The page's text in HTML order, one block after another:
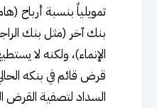
تمويلياً بنسبة أرباح
بنك آخر (مثل بنك
الإنماء)، ولكنه لا
قرض قائم في بنكه
السداد لتصفية القرض